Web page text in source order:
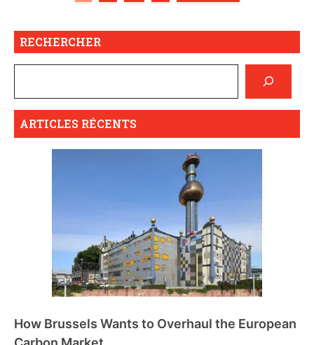
RECHERCHER
ARTICLES RÉCENTS
How Brussels Wants to Overhaul the European